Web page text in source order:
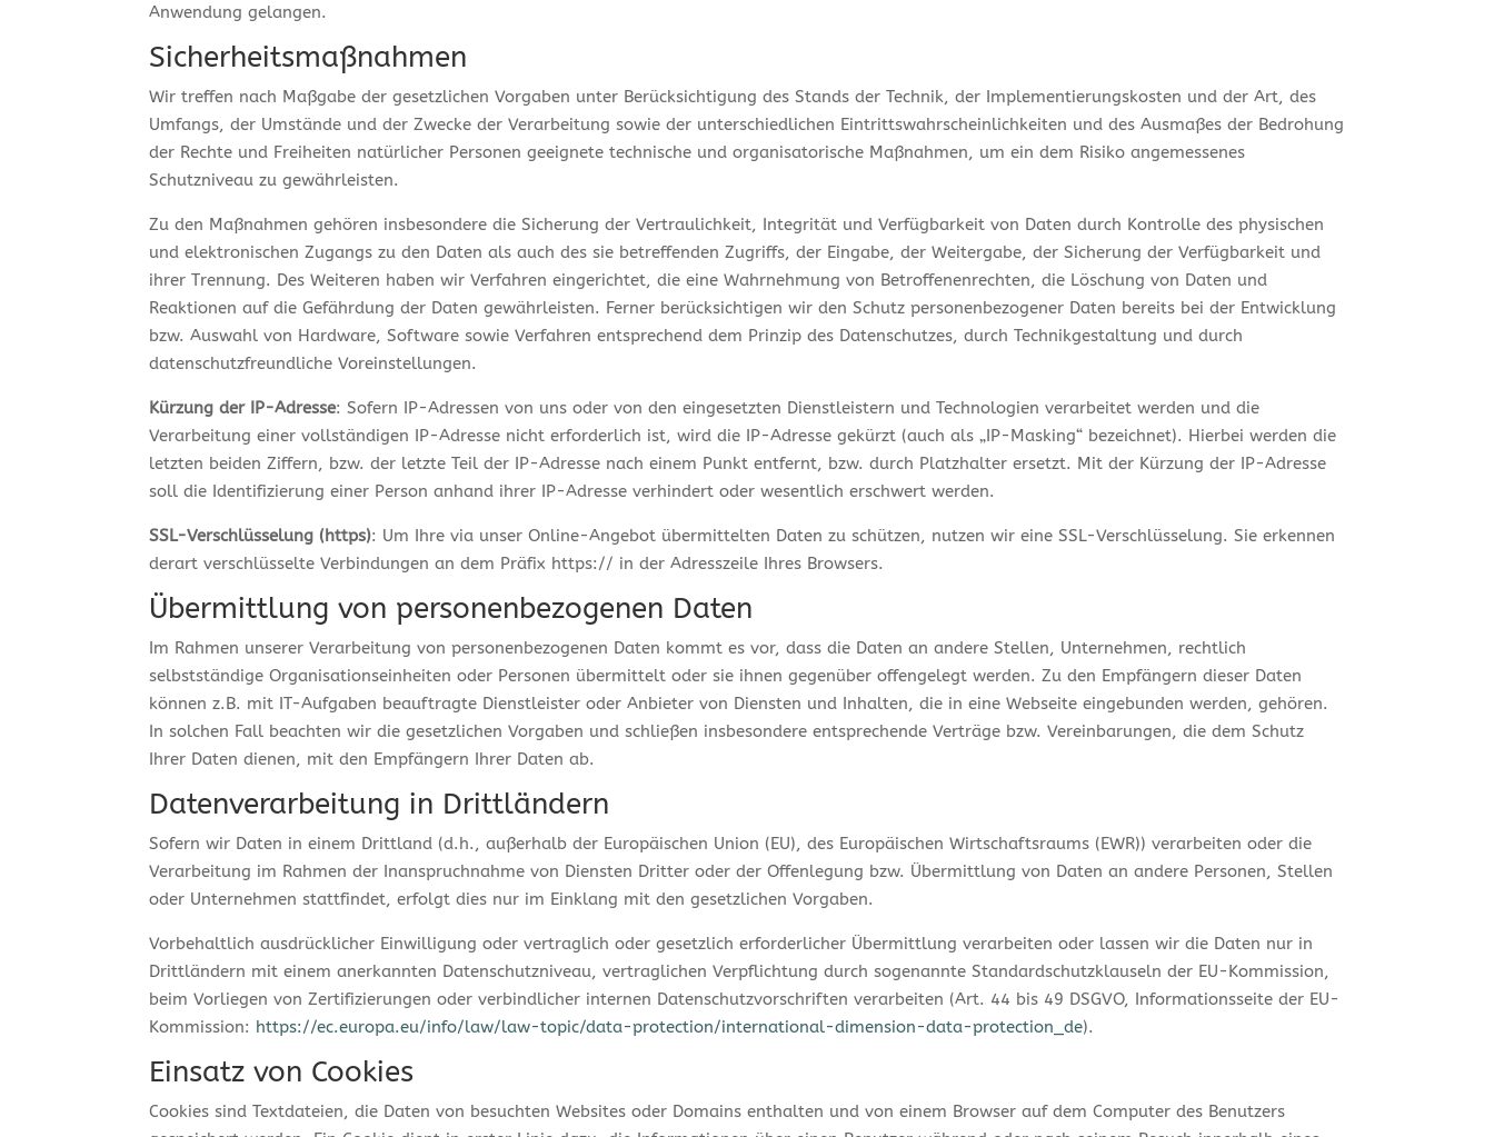
Anwendung gelangen.
Sicherheitsmaßnahmen
Wir treffen nach Maßgabe der gesetzlichen Vorgaben unter Berücksichtigung des Stands der Technik, der Implementierungskosten und der Art, des
Umfangs, der Umstände und der Zwecke der Verarbeitung sowie der unterschiedlichen Eintrittswahrscheinlichkeiten und des Ausmaßes der Bedrohung
der Rechte und Freiheiten natürlicher Personen geeignete technische und organisatorische Maßnahmen, um ein dem Risiko angemessenes
Schutzniveau zu gewährleisten.
Zu den Maßnahmen gehören insbesondere die Sicherung der Vertraulichkeit, Integrität und Verfügbarkeit von Daten durch Kontrolle des physischen
und elektronischen Zugangs zu den Daten als auch des sie betreffenden Zugriffs, der Eingabe, der Weitergabe, der Sicherung der Verfügbarkeit und
ihrer Trennung. Des Weiteren haben wir Verfahren eingerichtet, die eine Wahrnehmung von Betroffenenrechten, die Löschung von Daten und
Reaktionen auf die Gefährdung der Daten gewährleisten. Ferner berücksichtigen wir den Schutz personenbezogener Daten bereits bei der Entwicklung
bzw. Auswahl von Hardware, Software sowie Verfahren entsprechend dem Prinzip des Datenschutzes, durch Technikgestaltung und durch
datenschutzfreundliche Voreinstellungen.
Kürzung der IP-Adresse: Sofern IP-Adressen von uns oder von den eingesetzten Dienstleistern und Technologien verarbeitet werden und die
Verarbeitung einer vollständigen IP-Adresse nicht erforderlich ist, wird die IP-Adresse gekürzt (auch als „IP-Masking“ bezeichnet). Hierbei werden die
letzten beiden Ziffern, bzw. der letzte Teil der IP-Adresse nach einem Punkt entfernt, bzw. durch Platzhalter ersetzt. Mit der Kürzung der IP-Adresse
soll die Identifizierung einer Person anhand ihrer IP-Adresse verhindert oder wesentlich erschwert werden.
SSL-Verschlüsselung (https): Um Ihre via unser Online-Angebot übermittelten Daten zu schützen, nutzen wir eine SSL-Verschlüsselung. Sie erkennen
derart verschlüsselte Verbindungen an dem Präfix https:// in der Adresszeile Ihres Browsers.
Übermittlung von personenbezogenen Daten
Im Rahmen unserer Verarbeitung von personenbezogenen Daten kommt es vor, dass die Daten an andere Stellen, Unternehmen, rechtlich
selbstständige Organisationseinheiten oder Personen übermittelt oder sie ihnen gegenüber offengelegt werden. Zu den Empfängern dieser Daten
können z.B. mit IT-Aufgaben beauftragte Dienstleister oder Anbieter von Diensten und Inhalten, die in eine Webseite eingebunden werden, gehören.
In solchen Fall beachten wir die gesetzlichen Vorgaben und schließen insbesondere entsprechende Verträge bzw. Vereinbarungen, die dem Schutz
Ihrer Daten dienen, mit den Empfängern Ihrer Daten ab.
Datenverarbeitung in Drittländern
Sofern wir Daten in einem Drittland (d.h., außerhalb der Europäischen Union (EU), des Europäischen Wirtschaftsraums (EWR)) verarbeiten oder die
Verarbeitung im Rahmen der Inanspruchnahme von Diensten Dritter oder der Offenlegung bzw. Übermittlung von Daten an andere Personen, Stellen
oder Unternehmen stattfindet, erfolgt dies nur im Einklang mit den gesetzlichen Vorgaben.
Vorbehaltlich ausdrücklicher Einwilligung oder vertraglich oder gesetzlich erforderlicher Übermittlung verarbeiten oder lassen wir die Daten nur in
Drittländern mit einem anerkannten Datenschutzniveau, vertraglichen Verpflichtung durch sogenannte Standardschutzklauseln der EU-Kommission,
beim Vorliegen von Zertifizierungen oder verbindlicher internen Datenschutzvorschriften verarbeiten (Art. 44 bis 49 DSGVO, Informationsseite der EU-
Kommission: https://ec.europa.eu/info/law/law-topic/data-protection/international-dimension-data-protection_de).
Einsatz von Cookies
Cookies sind Textdateien, die Daten von besuchten Websites oder Domains enthalten und von einem Browser auf dem Computer des Benutzers